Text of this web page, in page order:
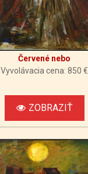
Červené nebo
Vyvolávacia cena: 850 €
ZOBRAZIŤ